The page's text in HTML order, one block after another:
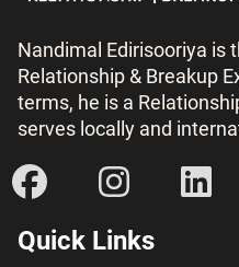
Nandimal Edirisooriya is
Relationship & Breakup
terms, he is a
serves locally and
Quick Links